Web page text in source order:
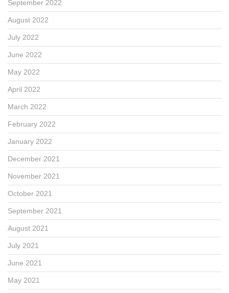
September 2022
August 2022
July 2022
June 2022
May 2022
April 2022
March 2022
February 2022
January 2022
December 2021
November 2021
October 2021
September 2021
August 2021
July 2021
June 2021
May 2021